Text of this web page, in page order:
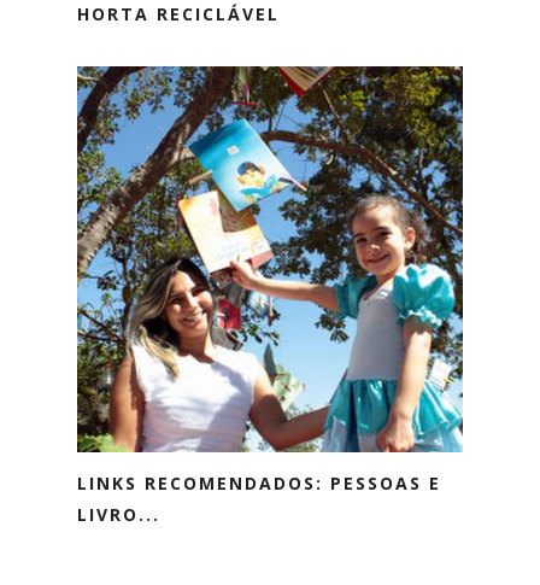
HORTA RECICLÁVEL
LINKS RECOMENDADOS: PESSOAS E
LIVRO...